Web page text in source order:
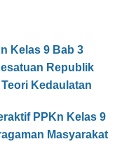
Kelas 9 Bab 3
Republik
Kedaulatan
PPKn Kelas 9
Masyarakat